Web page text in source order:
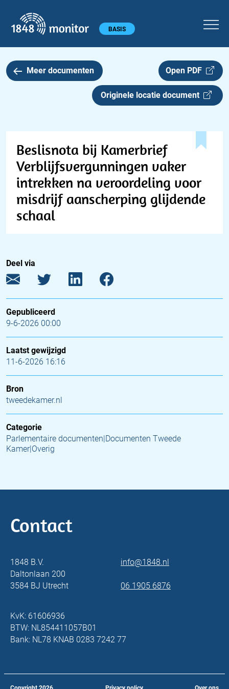
Hoofdmenu BASIS
Meer documenten Open PDF
Originele locatie document
Beslisnota bij Kamerbrief
Verblijfsvergunningen vaker
intrekken na veroordeling voor
misdrijf aanscherping glijdende
schaal
Deel via
Gepubliceerd
9-6-2026 00:00
Laatst gewijzigd
11-6-2026 16:16
Bron
tweedekamer.nl
Categorie
Parlementaire documenten|Documenten Tweede
Kamer|Overig
Contact
1848 B.V.
Daltonlaan 200
3584 BJ Utrecht
info@1848.nl
06 1905 6876
KvK: 61606936
BTW: NL854411057B01
Bank: NL78 KNAB 0283 7242 77